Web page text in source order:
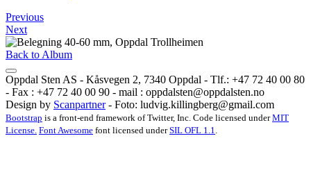
Previous
Next
Back to Album
Oppdal Sten AS - Kåsvegen 2, 7340 Oppdal - Tlf.: +47 72 40 00 80
- Fax : +47 72 40 00 90 - mail : oppdalsten@oppdalsten.no
Design by Scanpartner- Foto: ludvig.killingberg@gmail.com
Bootstrap is a front-end framework of Twitter, Inc. Code licensed underMIT
License. Font Awesome font licensed underSIL OFL 1.1.